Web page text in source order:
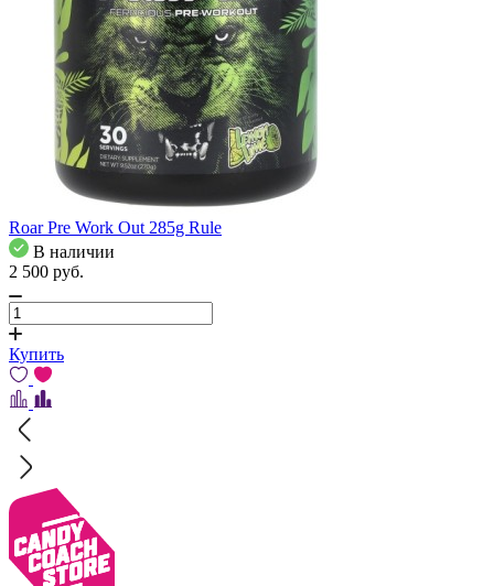
Roar Pre Work Out 285g Rule
В наличии
2 500 pуб.
Купить